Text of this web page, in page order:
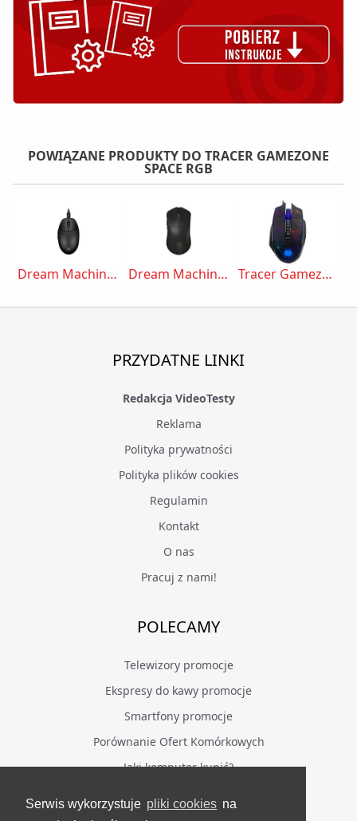
Serwis wykorzystuje pliki cookies na
POWIĄZANE PRODUKTY DO TRACER GAMEZONE
SPACE RGB
Dream Machines DM8 Mini Dream Machines DM9 Skill Wireless Tracer Gamezone Space RGB
PRZYDATNE LINKI
Redakcja VideoTesty
Reklama
Polityka prywatności
Polityka plików cookies
Regulamin
Kontakt
O nas
Pracuj z nami!
POLECAMY
Telewizory promocje
Ekspresy do kawy promocje
Smartfony promocje
Porównanie Ofert Komórkowych
Jaki komputer kupić?
BĄDŹ NA BIEŻĄCO